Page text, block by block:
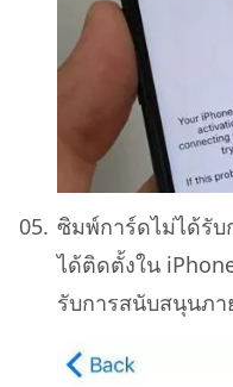
ซิมพ์การ์ดไม่ได้รั
ได้ติดตั้งใน
รับการสนับสนุนภา